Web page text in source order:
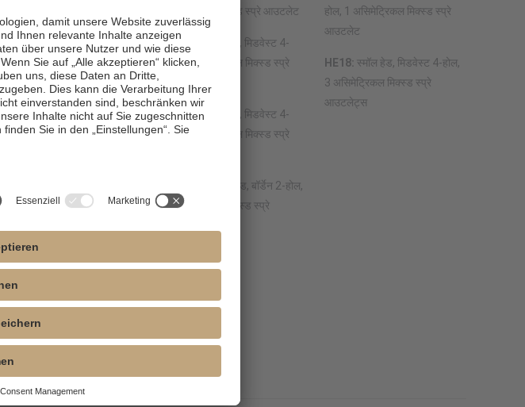
HE22NL:स्मॉल हेड, Lux, NSK
कपलिंग टाइप
HE22WL:
स्मॉल हेड, Lux, W&H
कपलिंग टाइप
HE22K:स्मॉल हेड, KaVo कपलिंग
टाइप
असिमेट्रिकल मिक्स्ड स्प्रे आउटलेट
HE12:
स्टैन्डर्ड हेड, मिडवेस्ट 4-
होल, 1 असिमेट्रिकल मिक्स्ड स्प्रे
आउटलेट
HE17:स्टैन्डर्ड हेड, मिडवेस्ट 4-
होल, 4 असिमेट्रिकल मिक्स्ड स्प्रे
स्टैन्डर्ड हेड, बॉर्डेन 2-होल,
4 असिमेट्रिकल मिक्स्ड स्प्रे
होल, 1 असिमेट्रिकल मिक्स्ड स्प्रे
आउटलेट
HE18: स्मॉल हेड, मिडवेस्ट 4-होल,
3 असिमेट्रिकल मिक्स्ड स्प्रे
आउटलेट्स